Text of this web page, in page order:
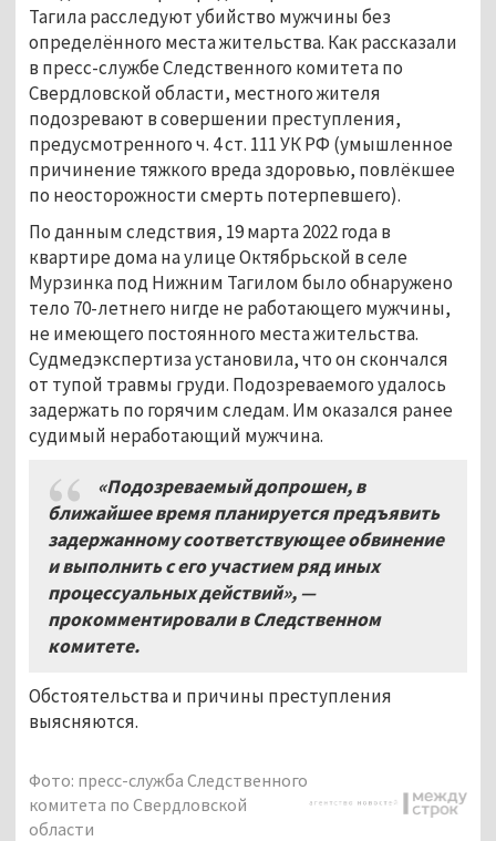
Тагила расследуют убийство мужчины без
определённого места жительства. Как рассказали
в пресс-службе Следственного комитета по
Свердловской области, местного жителя
подозревают в совершении преступления,
предусмотренного ч. 4 ст. 111 УК РФ (умышленное
причинение тяжкого вреда здоровью, повлёкшее
по неосторожности смерть потерпевшего).
По данным следствия, 19 марта 2022 года в
квартире дома на улице Октябрьской в селе
Мурзинка под Нижним Тагилом было обнаружено
тело 70-летнего нигде не работающего мужчины,
не имеющего постоянного места жительства.
Судмедэкспертиза установила, что он скончался
от тупой травмы груди. Подозреваемого удалось
задержать по горячим следам. Им оказался ранее
судимый неработающий мужчина.
«Подозреваемый допрошен, в
ближайшее время планируется предъявить
задержанному соответствующее обвинение
и выполнить с его участием ряд иных
процессуальных действий», —
прокомментировали в Следственном
комитете.
Обстоятельства и причины преступления
выясняются.
Фото: пресс-служба Следственного
комитета по Свердловской
области